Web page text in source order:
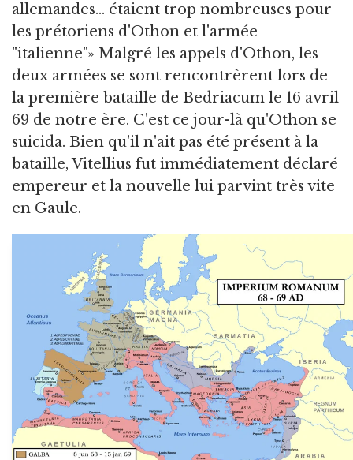
allemandes... étaient trop nombreuses pour
les prétoriens d'Othon et l'armée
"italienne"» Malgré les appels d'Othon, les
deux armées se sont rencontrèrent lors de
la première bataille de Bedriacum le 16 avril
69 de notre ère. C'est ce jour-là qu'Othon se
suicida. Bien qu'il n'ait pas été présent à la
bataille, Vitellius fut immédiatement déclaré
empereur et la nouvelle lui parvint très vite
en Gaule.